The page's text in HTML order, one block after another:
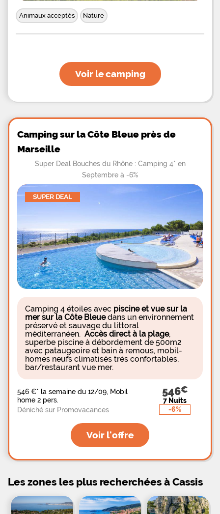
Animaux acceptés Nature
Voir le camping
Camping sur la Côte Bleue près de
Marseille
Super Deal Bouches du Rhône : Camping 4* en
Septembre à -6%
SUPER DEAL
Camping 4 étoiles avec piscine et vue sur la
mer sur la Côte Bleuedans un environnement
préservé et sauvage du littoral
méditerranéen. Accès direct à la plage,
superbe piscine à débordement de 500m2
avec pataugeoire et bain à remous, mobil-
homes neufs climatisés très confortables,
bar/restaurant vue mer.
546 €* la semaine du 12/09, Mobil
home 2 pers.
Déniché sur Promovacances
546
7 Nuits
-6%
Voir l'offre
Les zones les plus recherchées à Cassis